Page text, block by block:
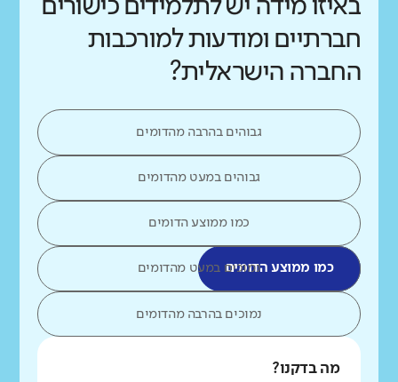
באיזו מידה יש לתלמידים כישורים
חברתיים ומודעות למורכבות
החברה הישראלית?
גבוהים בהרבה מהדומים
גבוהים במעט מהדומים
כמו ממוצע הדומים
כמו ממוצע הדומיםנמוכים במעט מהדומים
נמוכים בהרבה מהדומים
מה בדקנו?